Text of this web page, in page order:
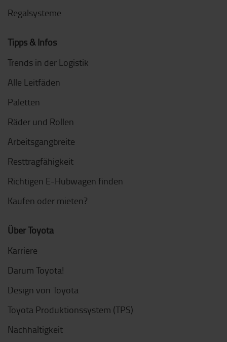
Regalsysteme
Tipps & Infos
Trends in der Logistik
Alle Leitfäden
Paletten
Räder und Rollen
Arbeitsgangbreite
Resttragfähigkeit
Richtigen E-Hubwagen finden
Kaufen oder mieten?
Über Toyota
Karriere
Darum Toyota!
Design von Toyota
Toyota Produktionssystem (TPS)
Nachhaltigkeit